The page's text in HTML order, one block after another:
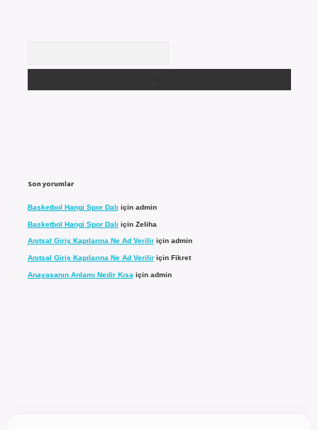
Son yorumlar
Basketbol Hangi Spor Dalı için admin
Basketbol Hangi Spor Dalı için Zeliha
Anıtsal Giriş Kapılarına Ne Ad Veriliriçin admin
Anıtsal Giriş Kapılarına Ne Ad Veriliriçin Fikret
Anayasanın Anlamı Nedir Kısa için admin